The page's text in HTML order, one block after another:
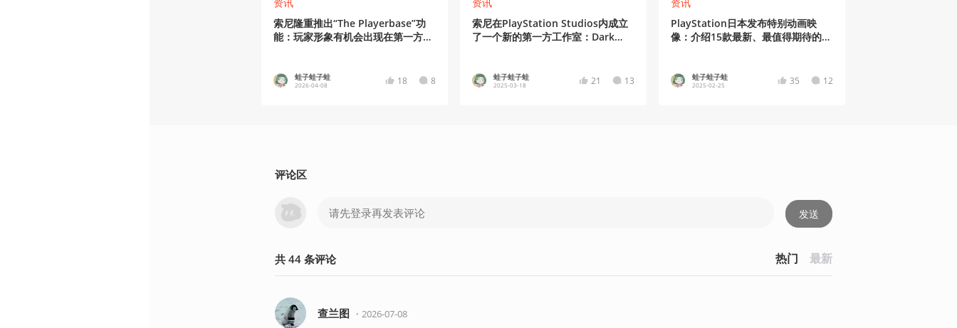
索尼隆重推出“The Playerbase”功
能：玩家形象有机会出现在第一方游
蛙子蛙子蛙
2026-04-08 18 8
索尼在PlayStation Studios内成立
了一个新的第一方工作室：Dark
蛙子蛙子蛙
2025-03-18 21 13
PlayStation日本发布特别动画映
像：介绍15款最新、最值得期待的
蛙子蛙子蛙
2025-02-25 35 12
评论区
发送
共 44条评论 热门 最新
查兰图 ・ 2026-07-08